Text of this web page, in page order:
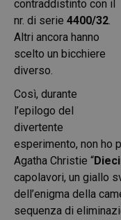
contraddistinto con il
nr. di serie 4400/32.
Altri ancora hanno
scelto un bicchiere
diverso.
Così, durante
l’epilogo del
divertente
esperimento, non ho
Agatha Christie “
capolavori, un giallo
dell’enigma della
sequenza di